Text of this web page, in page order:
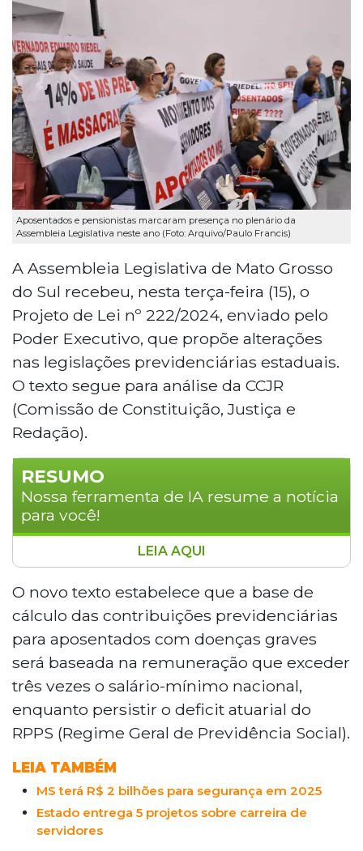
Aposentados e pensionistas marcaram presença no plenário da
Assembleia Legislativa neste ano (Foto: Arquivo/Paulo Francis)
A Assembleia Legislativa de Mato Grosso
do Sul recebeu, nesta terça-feira (15), o
Projeto de Lei nº 222/2024, enviado pelo
Poder Executivo, que propõe alterações
nas legislações previdenciárias estaduais.
O texto segue para análise da CCJR
(Comissão de Constituição, Justiça e
Redação).
RESUMO
Nossa ferramenta de IA resume a notícia
para você!
A Assembleia Legislativa de Mato Grosso
do Sul recebeu o projeto de lei nº
222/2024, que propõe alterações nas
legislações previdenciárias estaduais,
especialmente em relação às
contribuições previdenciárias para
aposentados com doenças graves. A nova
proposta estabelece que a base de
cálculo será a remuneração que exceder
três vezes o salário-mínimo nacional,
enquanto houver déficit atuarial no RPPS.
Além disso, o projeto redefine quais
doenças são consideradas graves e visa
garantir justiça e equidade no tratamento
LEIA AQUI
O novo texto estabelece que a base de
cálculo das contribuições previdenciárias
para aposentados com doenças graves
será baseada na remuneração que exceder
três vezes o salário-mínimo nacional,
enquanto persistir o deficit atuarial do
RPPS (Regime Geral de Previdência Social).
LEIA TAMBÉM
MS terá R$ 2 bilhões para segurança em 2025
Estado entrega 5 projetos sobre carreira de
servidores